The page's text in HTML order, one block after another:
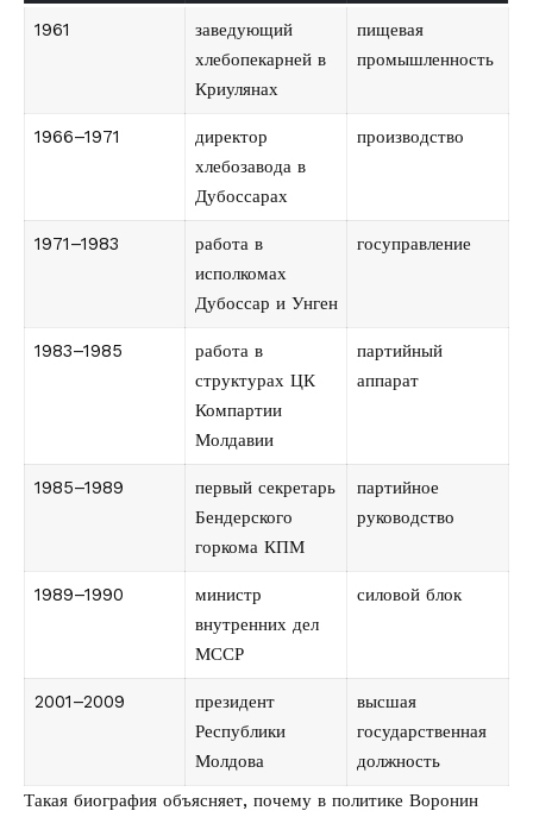
1961
заведующий
хлебопекарней в
Криулянах
пищевая
промышленность
1966–1971
директор
хлебозавода в
Дубоссарах
производство
1971–1983
работа в
исполкомах
Дубоссар и Унген
госуправление
1983–1985
работа в
структурах ЦК
Компартии
Молдавии
партийный
аппарат
1985–1989
первый секретарь
Бендерского
горкома КПМ
партийное
руководство
1989–1990
министр
внутренних дел
МССР
силовой блок
2001–2009
президент
Республики
Молдова
высшая
государственная
должность
Такая биография объясняет, почему в политике Воронин